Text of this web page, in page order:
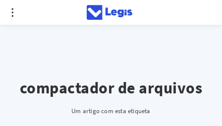
compactador de arquivos
Um artigo com esta etiqueta